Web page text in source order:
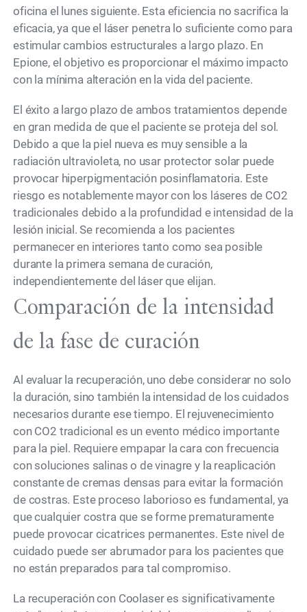
oficina el lunes siguiente. Esta eficiencia no sacrifica la
eficacia, ya que el láser penetra lo suficiente como para
estimular cambios estructurales a largo plazo. En
Epione, el objetivo es proporcionar el máximo impacto
con la mínima alteración en la vida del paciente.
El éxito a largo plazo de ambos tratamientos depende
en gran medida de que el paciente se proteja del sol.
Debido a que la piel nueva es muy sensible a la
radiación ultravioleta, no usar protector solar puede
provocar hiperpigmentación posinflamatoria. Este
riesgo es notablemente mayor con los láseres de CO2
tradicionales debido a la profundidad e intensidad de la
lesión inicial. Se recomienda a los pacientes
permanecer en interiores tanto como sea posible
durante la primera semana de curación,
independientemente del láser que elijan.
Comparación de la intensidad
de la fase de curación
Al evaluar la recuperación, uno debe considerar no solo
la duración, sino también la intensidad de los cuidados
necesarios durante ese tiempo. El rejuvenecimiento
con CO2 tradicional es un evento médico importante
para la piel. Requiere empapar la cara con frecuencia
con soluciones salinas o de vinagre y la reaplicación
constante de cremas densas para evitar la formación
de costras. Este proceso laborioso es fundamental, ya
que cualquier costra que se forme prematuramente
puede provocar cicatrices permanentes. Este nivel de
cuidado puede ser abrumador para los pacientes que
no están preparados para tal compromiso.
La recuperación con Coolaser es significativamente